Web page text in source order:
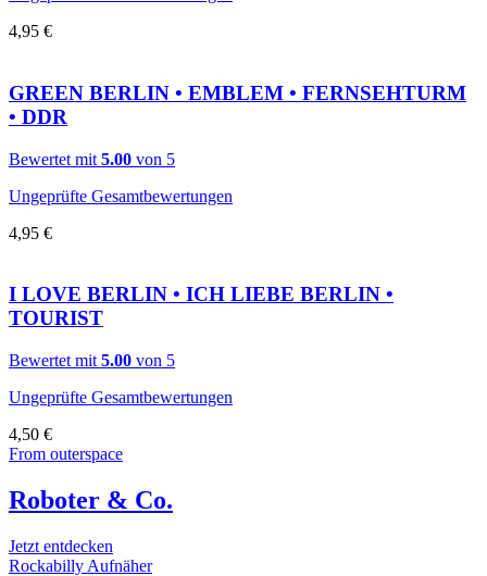
4,95 €
GREEN BERLIN • EMBLEM • FERNSEHTURM
• DDR
Bewertet mit 5.00 von 5
Ungeprüfte Gesamtbewertungen
4,95 €
I LOVE BERLIN • ICH LIEBE BERLIN •
TOURIST
Bewertet mit 5.00 von 5
Ungeprüfte Gesamtbewertungen
4,50 €
From outerspace
Roboter & Co.
Jetzt entdecken
Rockabilly Aufnäher